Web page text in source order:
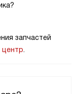
запчастей
центр